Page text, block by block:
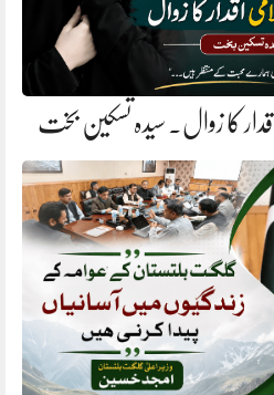
اقدار کا زوال. سیدہ تسکین بخت